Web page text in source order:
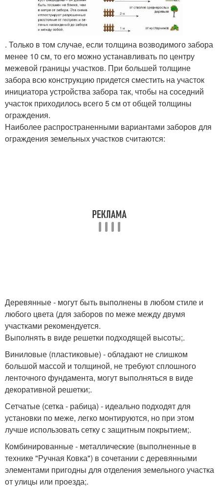
. Только в том случае, если толщина возводимого забора
менее 10 см, то его можно устанавливать по центру
межевой границы участков. При большей толщине
забора всю конструкцию придется сместить на участок
инициатора устройства забора так, чтобы на соседний
участок приходилось всего 5 см от общей толщины
ограждения.
Наиболее распространенными вариантами заборов для
ограждения земельных участков считаются:
Деревянные - могут быть выполнены в любом стиле и
любого цвета (для заборов по меже между двумя
участками рекомендуется.
Выполнять в виде решетки подходящей высоты;.
Виниловые (пластиковые) - обладают не слишком
большой массой и толщиной, не требуют сплошного
ленточного фундамента, могут выполняться в виде
декоративной решетки;.
Сетчатые (сетка - рабица) - идеально подходят для
установки по меже, легко монтируются, но при этом
лучше использовать сетку с защитным покрытием;.
Комбинированные - металлические (выполненные в
технике "Ручная Ковка") в сочетании с деревянными
элементами пригодны для отделения земельного участка
от улицы или проезда;.